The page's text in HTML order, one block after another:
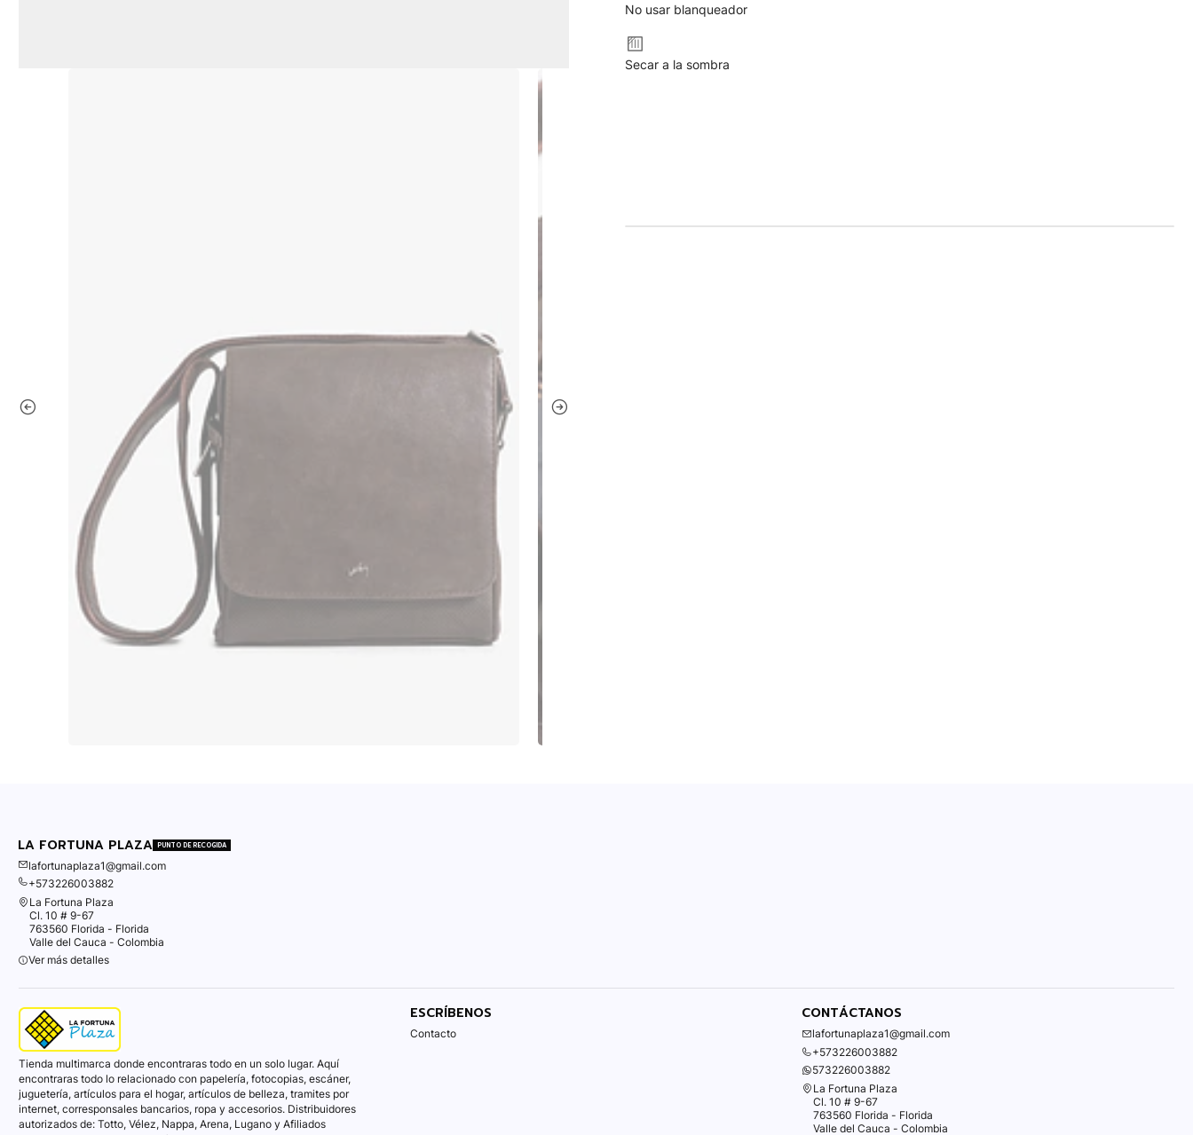
No usar blanqueador
Secar a la sombra
LA FORTUNA PLAZA PUNTO DE RECOGIDA
lafortunaplaza1@gmail.com
+573226003882
La Fortuna Plaza
Cl. 10 # 9-67
763560 Florida - Florida
Valle del Cauca - Colombia
Ver más detalles
Tienda multimarca donde encontraras todo en un solo lugar. Aquí
encontraras todo lo relacionado con papelería, fotocopias, escáner,
juguetería, artículos para el hogar, artículos de belleza, tramites por
internet, corresponsales bancarios, ropa y accesorios. Distribuidores
autorizados de: Totto, Vélez, Nappa, Arena, Lugano y Afiliados
ESCRÍBENOS
Contacto
CONTÁCTANOS
lafortunaplaza1@gmail.com
+573226003882
573226003882
La Fortuna Plaza
Cl. 10 # 9-67
763560 Florida - Florida
Valle del Cauca - Colombia